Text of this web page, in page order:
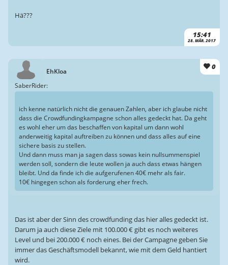
15:41
28. MÄR. 2017
Hä???
EhKloa 0
SaberRider:
ich kenne natürlich nicht die genauen Zahlen, aber ich glaube nicht
dass die Crowdfundingkampagne schon alles gedeckt hat. Da geht
es wohl eher um das beschaffen von kapital um dann wohl
anderweitig kapital auftreiben zu können und dass alles auf eine
sichere basis zu stellen.
Und dann muss man ja sagen dass sowas kein nullsummenspiel
werden soll, sondern die leute wollen ja auch dass etwas hängen
bleibt. Und da finde ich die aufgerufenen 40€ mehr als fair.
10€ hingegen schon als forderung eher frech.
Das ist aber der Sinn des crowdfunding das hier alles gedeckt ist.
Darum ja auch diese Ziele mit 100.000 € gibt es noch weiteres
Level und bei 200.000 € noch eines. Bei der Campagne geben Sie
immer das Geschäftsmodell bekannt, wie mit dem Geld hantiert
wird.